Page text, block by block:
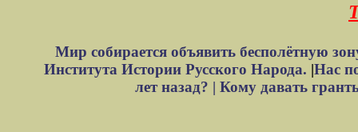
Мир собирается объявить бесполётную
Института Истории Русского Народа. |Нас
лет назад? | Кому давать